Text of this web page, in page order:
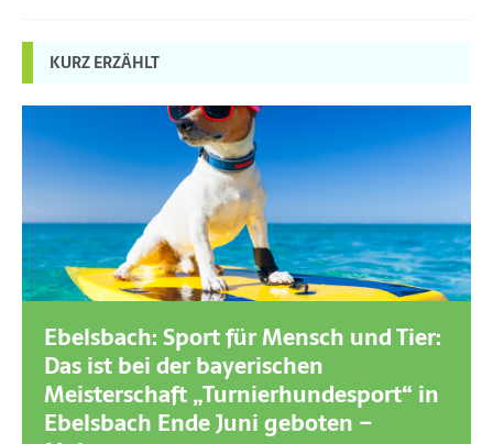
KURZ ERZÄHLT
Ebelsbach: Sport für Mensch und Tier:
Das ist bei der bayerischen
Meisterschaft „Turnierhundesport“ in
Ebelsbach Ende Juni geboten –